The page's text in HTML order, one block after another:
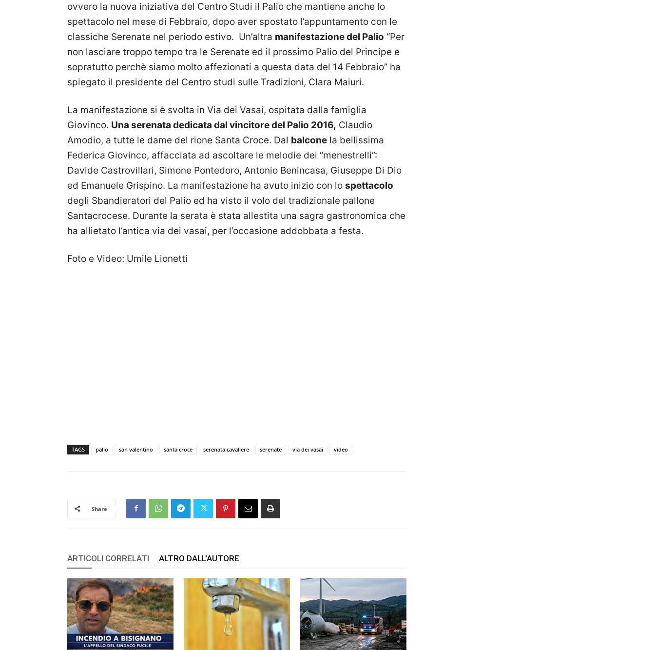
ovvero la nuova iniziativa del Centro Studi il Palio che mantiene anche lo
spettacolo nel mese di Febbraio, dopo aver spostato l’appuntamento con le
classiche Serenate nel periodo estivo. Un’altra manifestazione del Palio “Per
non lasciare troppo tempo tra le Serenate ed il prossimo Palio del Principe e
sopratutto perchè siamo molto affezionati a questa data del 14 Febbraio” ha
spiegato il presidente del Centro studi sulle Tradizioni, Clara Maiuri.
La manifestazione si è svolta in Via dei Vasai, ospitata dalla famiglia
Giovinco. Una serenata dedicata dal vincitore del Palio 2016, Claudio
Amodio, a tutte le dame del rione Santa Croce. Dal balcone la bellissima
Federica Giovinco, affacciata ad ascoltare le melodie dei “menestrelli”:
Davide Castrovillari, Simone Pontedoro, Antonio Benincasa, Giuseppe Di Dio
ed Emanuele Grispino. La manifestazione ha avuto inizio con lo spettacolo
degli Sbandieratori del Palio ed ha visto il volo del tradizionale pallone
Santacrocese. Durante la serata è stata allestita una sagra gastronomica che
ha allietato l’antica via dei vasai, per l’occasione addobbata a festa.
Foto e Video: Umile Lionetti
TAGS palio san valentino santa croce serenata cavaliere serenate via dei vasai video
Share
ARTICOLI CORRELATI ALTRO DALL'AUTORE